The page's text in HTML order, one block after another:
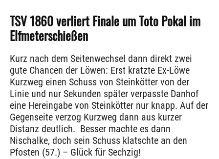
TSV 1860 verliert Finale um Toto Pokal im
Elfmeterschießen
Kurz nach dem Seitenwechsel dann direkt zwei
gute Chancen der Löwen: Erst kratzte Ex-Löwe
Kurzweg einen Schuss von Steinkötter von der
Linie und nur Sekunden später verpasste Danhof
eine Hereingabe von Steinkötter nur knapp. Auf der
Gegenseite verzog Kurzweg dann aus kurzer
Distanz deutlich. Besser machte es dann
Nischalke, doch sein Schuss klatschte an den
Pfosten (57.) – Glück für Sechzig!